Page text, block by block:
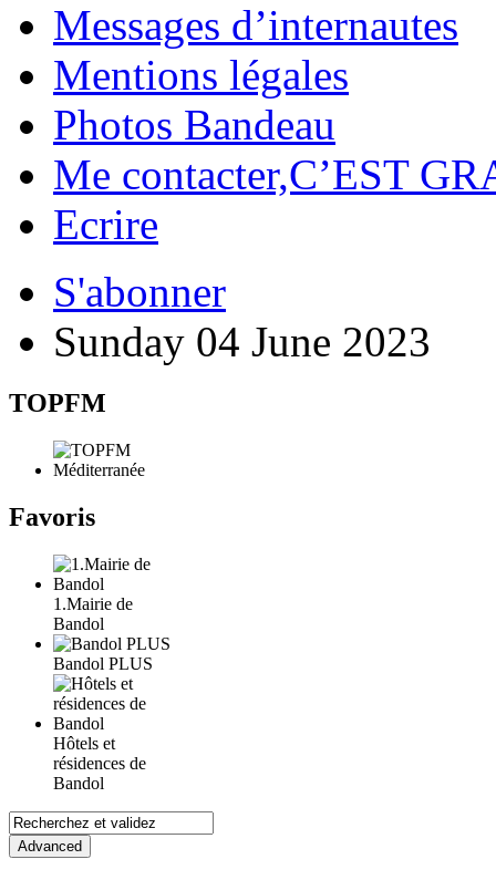
Messages d’internautes
Mentions légales
Photos Bandeau
Me contacter,C’EST
Ecrire
S'abonner
Sunday 04 June 2023
TOPFM
Favoris
1.Mairie de
Bandol
Bandol PLUS
Hôtels et
résidences de
Bandol